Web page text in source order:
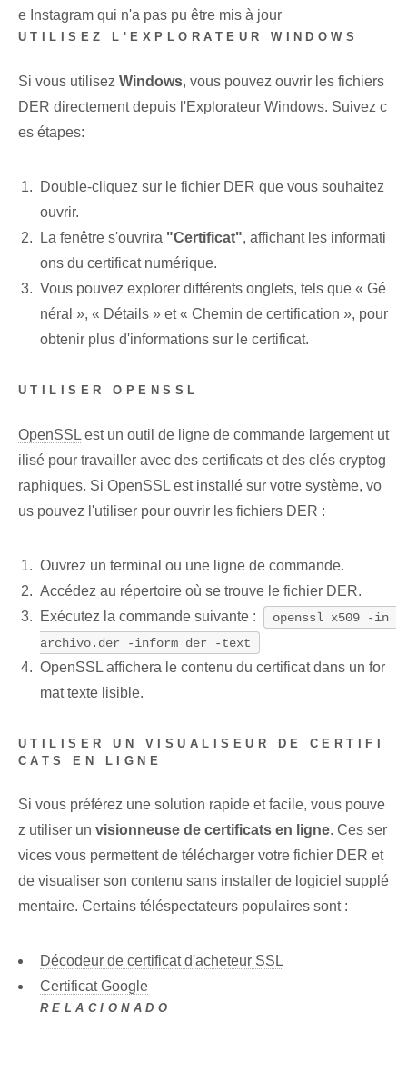
e Instagram qui n'a pas pu être mis à jour
UTILISEZ L'EXPLORATEUR WINDOWS
Si vous utilisez Windows, vous pouvez ouvrir les fichiers
DER directement depuis⁢ l'Explorateur Windows. Suivez c
es étapes:
Double-cliquez sur le fichier DER que vous souhaitez
ouvrir.
La fenêtre s'ouvrira "Certificat", affichant les informati
ons du certificat numérique.
Vous pouvez explorer différents onglets, tels que « Gé
néral », « Détails » et « Chemin de certification », pour
obtenir plus d'informations sur le certificat.
UTILISER OPENSSL
OpenSSL est un outil de ligne de commande largement ut
ilisé pour travailler avec des certificats et des clés cryptog
raphiques. Si OpenSSL est installé sur votre système, vo
us pouvez l'utiliser pour ouvrir les fichiers DER :
Ouvrez un terminal ou une ligne de commande.
Accédez au répertoire où se trouve le fichier DER.
Exécutez la commande suivante :
openssl x509 -in
archivo.der -inform der -text
OpenSSL affichera ‌le contenu du ‍certificat​ dans un ‌for
mat texte lisible.
UTILISER UN VISUALISEUR DE CERTIFI
CATS EN LIGNE
Si vous préférez une solution rapide et facile,⁢ vous pouve
z utiliser un visionneuse de certificats en ligne. Ces ser
vices vous permettent de télécharger votre fichier DER et
de visualiser son contenu sans installer de logiciel supplé
mentaire. Certains téléspectateurs populaires sont :
Décodeur de certificat d'acheteur SSL⁤
Certificat Google
RELACIONADO